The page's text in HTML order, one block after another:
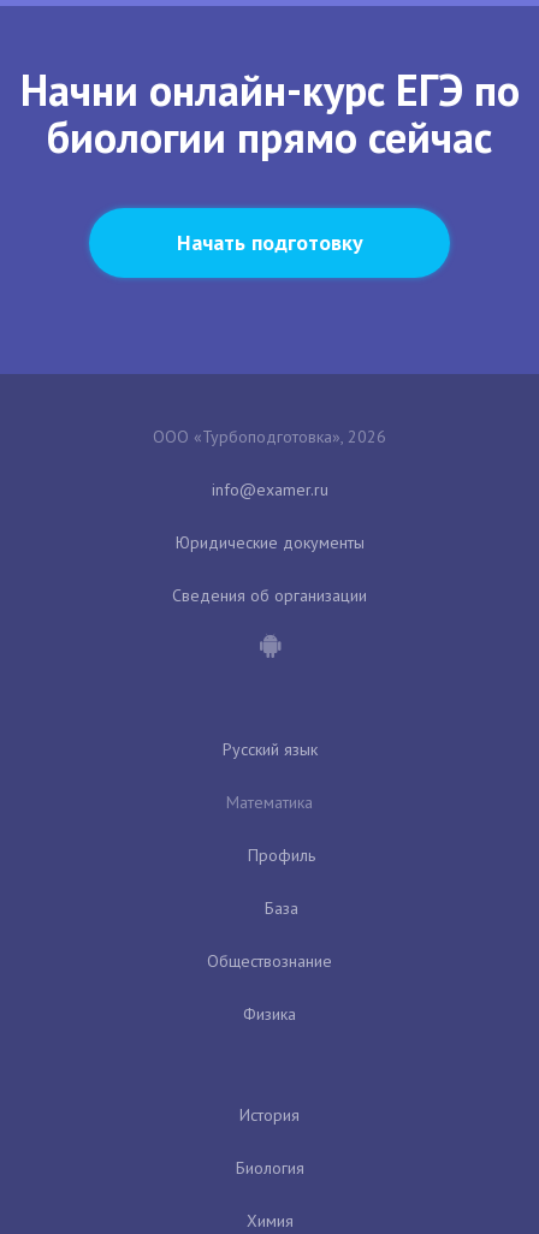
Начни онлайн-курс ЕГЭ по
биологии прямо сейчас
Начать подготовку
ООО «Турбоподготовка», 2026
Юридические документы
Сведения об организации
Русский язык
Математика
Профиль
База
Обществознание
Физика
История
Биология
Химия